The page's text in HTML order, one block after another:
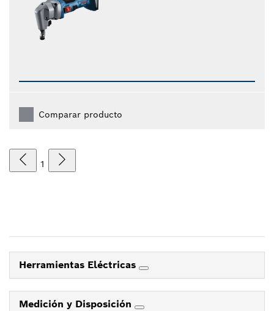
Comparar producto
1
Herramientas Eléctricas
Medición y Disposición